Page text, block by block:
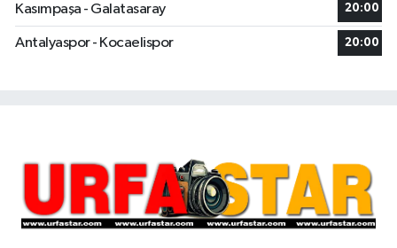
Kasımpaşa - Galatasaray 20:00
Antalyaspor - Kocaelispor 20:00